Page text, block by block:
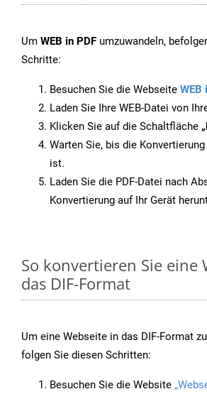
Um WEB in PDF umzuwandeln,
Schritte:
Besuchen Sie die Webseite WEB
Laden Sie Ihre WEB-Datei von
Klicken Sie auf die Schaltfläche
Warten Sie, bis die
ist.
Laden Sie die PDF-Datei nach
Konvertierung auf Ihr Gerät
So konvertieren Sie eine
das DIF-Format
Um eine Webseite in das DIF-Format
folgen Sie diesen Schritten:
Besuchen Sie die Website